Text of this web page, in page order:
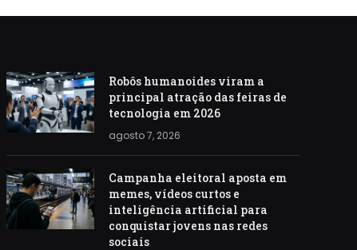
Robôs humanoides viram a
principal atração das feiras de
tecnologia em 2026
agosto 7, 2026
Campanha eleitoral aposta em
memes, vídeos curtos e
inteligência artificial para
conquistar jovens nas redes
sociais